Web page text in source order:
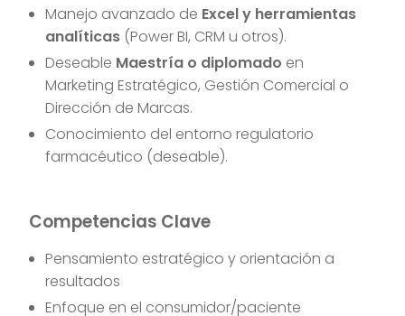
Manejo avanzado de Excel y herramientas
analíticas (Power BI, CRM u otros).
Deseable Maestría o diplomado en
Marketing Estratégico, Gestión Comercial o
Dirección de Marcas.
Conocimiento del entorno regulatorio
farmacéutico (deseable).
Competencias Clave
Pensamiento estratégico y orientación a
resultados
Enfoque en el consumidor/paciente